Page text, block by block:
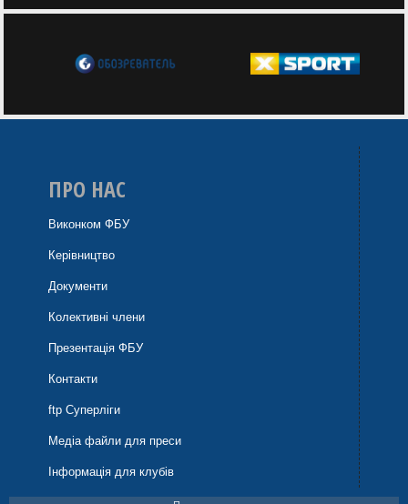
ПРО НАС
Виконком ФБУ
Керівництво
Документи
Колективні члени
Презентація ФБУ
Контакти
ftp Суперліги
Медіа файли для преси
Інформація для клубів